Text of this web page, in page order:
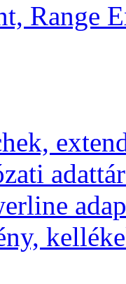
Range